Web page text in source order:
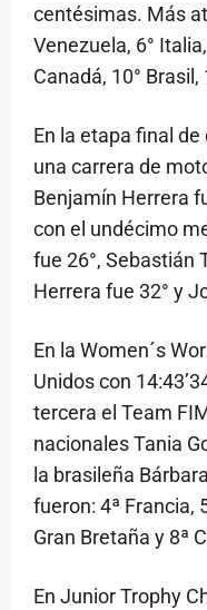
centésimas. Más
Venezuela, 6°
Canadá, 10°
En la etapa final
una carrera de
Benjamín Herrera
con el undécimo
fue 26°, Sebastián
Herrera fue 32° y
En la Women´s
Unidos con
tercera el Team
nacionales Tania
la brasileña
fueron: 4ª Francia,
Gran Bretaña y 8ª
En Junior Trophy